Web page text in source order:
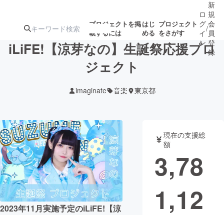
プロジェクトを掲
載するには
はじ
める
プロジェクト
をさがす
注目の新着プロ
ジェクト
募集終了が近いプ
ロジェクト
アート・写真 音楽
テクノロジー・ガジェット ゲーム・サ
映像・映画
ロ
グ
イ
ン
/
新
規
会
員
登
録
iLiFE!【涼芽なの】生誕祭応援プロ
ジェクト
imaginate 音楽 東京都
2023年11月実施予定のiLiFE!【涼
現在の支援総
額
3,78
1,12